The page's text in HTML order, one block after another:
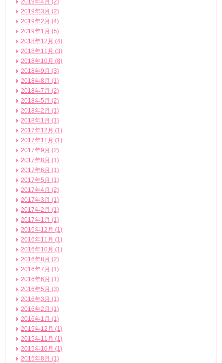
2019年4月 (2)
2019年3月 (2)
2019年2月 (4)
2019年1月 (5)
2018年12月 (4)
2018年11月 (3)
2018年10月 (8)
2018年9月 (3)
2018年8月 (1)
2018年7月 (2)
2018年5月 (2)
2018年2月 (1)
2018年1月 (1)
2017年12月 (1)
2017年11月 (1)
2017年9月 (2)
2017年8月 (1)
2017年6月 (1)
2017年5月 (1)
2017年4月 (2)
2017年3月 (1)
2017年2月 (1)
2017年1月 (1)
2016年12月 (1)
2016年11月 (1)
2016年10月 (1)
2016年8月 (2)
2016年7月 (1)
2016年6月 (1)
2016年5月 (3)
2016年3月 (1)
2016年2月 (1)
2016年1月 (1)
2015年12月 (1)
2015年11月 (1)
2015年10月 (1)
2015年8月 (1)